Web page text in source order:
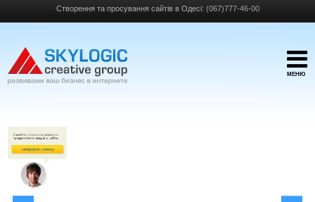
Створення та просування сайтів в Одесі: (067)777-46-00
МЕНЮ